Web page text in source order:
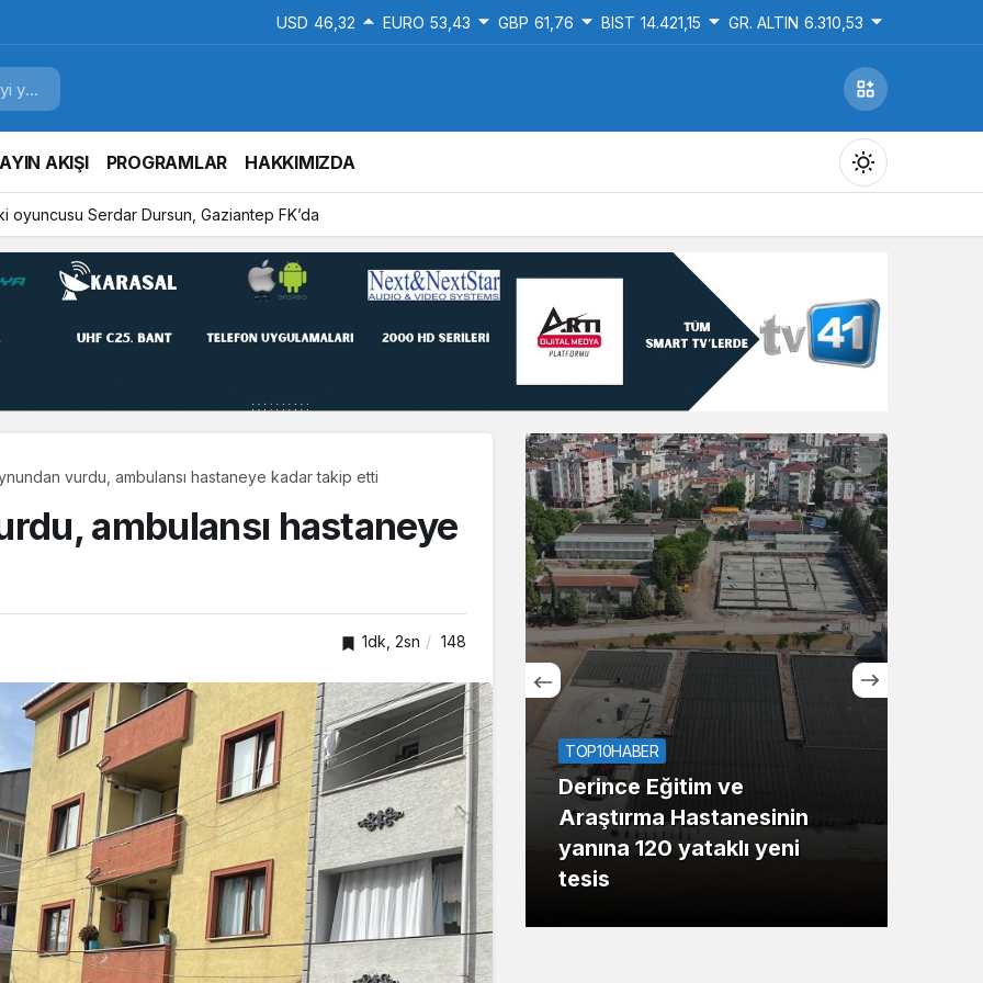
USD 46,32 EURO 53,43 GBP 61,76 BIST 14.421,15 GR. ALTIN 6.310,53
AKIŞI PROGRAMLAR HAKKIMIZDA
Gündüz Modu
Gündüz modunu seçin.
Gece modunu seçin.
Sistem Modu
Sistem modunu seçin.
oyuncusu Serdar Dursun, Gaziantep FK’da
vurdu, ambulansı hastaneye kadar takip etti
ambulansı hastaneye
1dk, 2sn 148
TOP20HABER
Tavşancıl’a yeni sosyal
tesis
TOP10HABER
Derince Eğitim ve
Araştırma Hastanesinin
yanına 120 yataklı yeni
tesis